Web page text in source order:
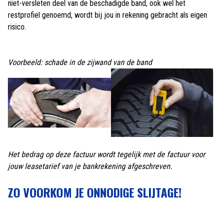
niet-versleten deel van de beschadigde band, ook wel het
restprofiel genoemd, wordt bij jou in rekening gebracht als eigen
risico.
Voorbeeld: schade in de zijwand van de band
Het bedrag op deze factuur wordt tegelijk met de factuur voor
jouw leasetarief van je bankrekening afgeschreven.
ZO VOORKOM JE ONNODIGE SLIJTAGE!